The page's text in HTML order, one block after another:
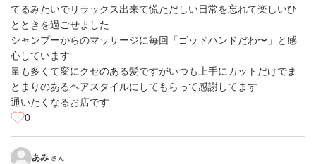
てるみたいでリラックス出来て慌ただしい日常を忘れて楽しいひ
とときを過ごせました
シャンプーからのマッサージに毎回「ゴッドハンドだわ〜」と感
心しています
量も多くて変にクセのある髪ですがいつも上手にカットだけでま
とまりのあるヘアスタイルにしてもらって感謝してます
通いたくなるお店です
0
あみ さん